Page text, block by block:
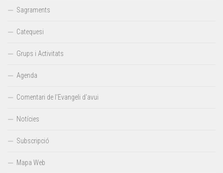
Sagraments
Catequesi
Grups i Activitats
Agenda
Comentari de l’Evangeli d’avui
Notícies
Subscripció
Mapa Web